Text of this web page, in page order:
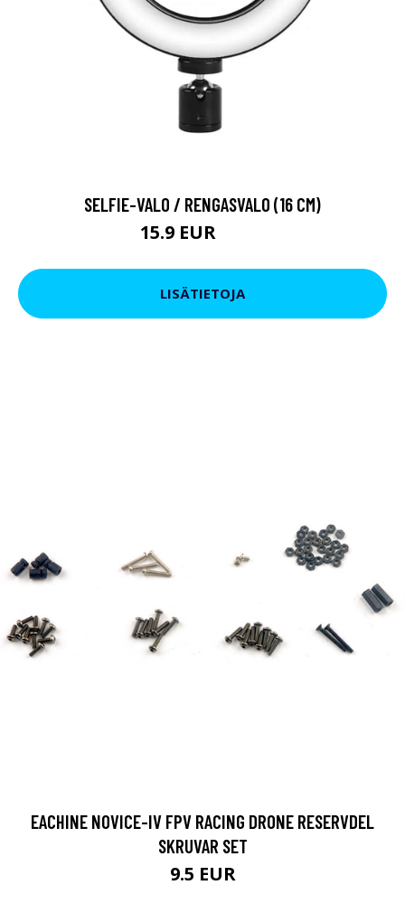
SELFIE-VALO / RENGASVALO (16 CM)
15.9 EUR
LISÄTIETOJA
EACHINE NOVICE-IV FPV RACING DRONE RESERVDEL
SKRUVAR SET
9.5 EUR